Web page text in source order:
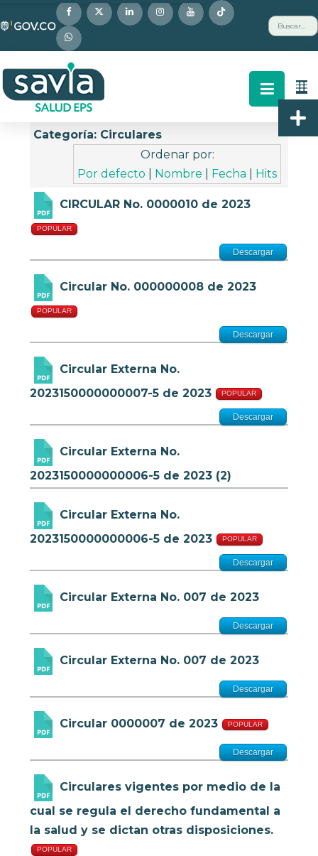
este
sitio
web
incluye
un
sistema
Buscar
Descripción
Categoría: Circulares
Ordenar por:
Por defecto
Nombre Fecha Hits
CIRCULAR No. 0000010 de 2023
POPULAR
Descargar
Circular No. 000000008 de 2023
POPULAR
Descargar
Circular Externa No.
2023150000000007-5 de 2023
POPULAR
Descargar
Circular Externa No.
2023150000000006-5 de 2023 (2)
Circular Externa No.
2023150000000006-5 de 2023
POPULAR
Descargar
Circular Externa No. 007 de 2023
Descargar
Circular Externa No. 007 de 2023
Descargar
Circular 0000007 de 2023 POPULAR
Descargar
Circulares vigentes por medio de la
cual se regula el derecho fundamental a
la salud y se dictan otras disposiciones.
POPULAR